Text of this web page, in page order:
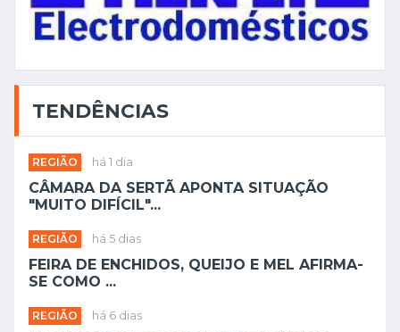
TENDÊNCIAS
REGIÃO há 1 dia
CÂMARA DA SERTÃ APONTA SITUAÇÃO
"MUITO DIFÍCIL"...
REGIÃO há 5 dias
FEIRA DE ENCHIDOS, QUEIJO E MEL AFIRMA-
SE COMO ...
REGIÃO há 6 dias